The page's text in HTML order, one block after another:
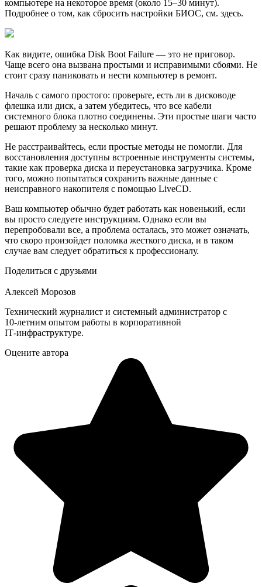
компьютере на некоторое время (около 15–30 минут).
Подробнее о том, как сбросить настройки БИОС, см. здесь.
Как видите, ошибка Disk Boot Failure — это не приговор.
Чаще всего она вызвана простыми и исправимыми сбоями. Не
стоит сразу паниковать и нести компьютер в ремонт.
Началь с самого простого: проверьте, есть ли в дисководе
флешка или диск, а затем убедитесь, что все кабели
системного блока плотно соединены. Эти простые шаги часто
решают проблему за несколько минут.
Не расстраивайтесь, если простые методы не помогли. Для
восстановления доступны встроенные инструменты системы,
такие как проверка диска и переустановка загрузчика. Кроме
того, можно попытаться сохранить важные данные с
неисправного накопителя с помощью LiveCD.
Ваш компьютер обычно будет работать как новенький, если
вы просто следуете инструкциям. Однако если вы
перепробовали все, а проблема осталась, это может означать,
что скоро произойдет поломка жесткого диска, и в таком
случае вам следует обратиться к профессионалу.
Поделиться с друзьями
Алексей Морозов
Технический журналист и системный администратор с
10‑летним опытом работы в корпоративной
IT‑инфраструктуре.
Оцените автора